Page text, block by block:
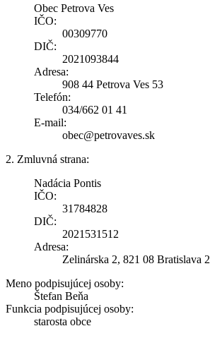
Obec Petrova Ves
IČO:
00309770
DIČ:
2021093844
Adresa:
908 44 Petrova Ves 53
Telefón:
034/662 01 41
E-mail:
obec@petrovaves.sk
2. Zmluvná strana:
Nadácia Pontis
IČO:
31784828
DIČ:
2021531512
Adresa:
Zelinárska 2, 821 08 Bratislava 2
Meno podpisujúcej osoby:
Štefan Beňa
Funkcia podpisujúcej osoby:
starosta obce